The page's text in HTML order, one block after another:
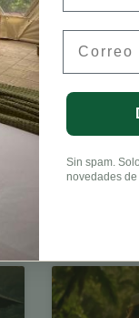
Sin spam.
novedades de